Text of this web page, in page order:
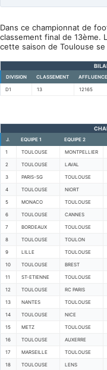
Dans ce championnat de
classement final de 13ème.
cette saison de Toulouse
DIVISION CLASSEMENT
D1 13 12165
J. EQUIPE 1 EQUIPE 2
1 TOULOUSE MONTPELLIER
2 TOULOUSE LAVAL
3 PARIS-SG TOULOUSE
4 TOULOUSE NIORT
5 MONACO TOULOUSE
6 TOULOUSE CANNES
7 BORDEAUX TOULOUSE
8 TOULOUSE TOULON
9 LILLE TOULOUSE
10 TOULOUSE BREST
11 ST-ETIENNE TOULOUSE
12 TOULOUSE RC PARIS
13 NANTES TOULOUSE
14 TOULOUSE NICE
15 METZ TOULOUSE
16 TOULOUSE AUXERRE
17 MARSEILLE TOULOUSE
18 TOULOUSE LENS